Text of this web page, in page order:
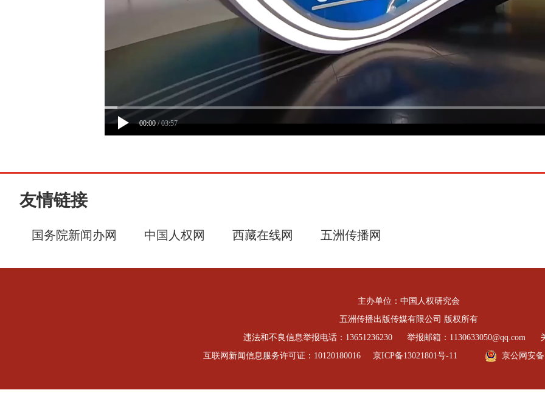
00:00 / 03:57
友情链接
国务院新闻办网 中国人权网 西藏在线网 五洲传播网
主办单位：中国人权研究会
五洲传播出版传媒有限公司 版权所有
违法和不良信息举报电话：13651236230
举报邮箱：1130633050@qq.com
互联网新闻信息服务许可证：10120180016
京ICP备13021801号-11 京公网安备